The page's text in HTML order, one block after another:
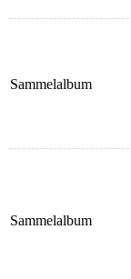
Sammelalbum
Sammelalbum